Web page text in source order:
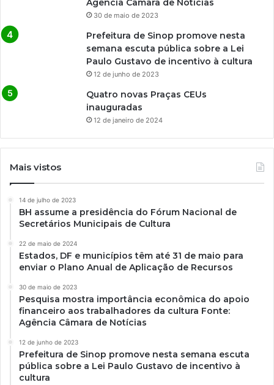
Agência Câmara de Notícias
30 de maio de 2023
Prefeitura de Sinop promove nesta
semana escuta pública sobre a Lei
Paulo Gustavo de incentivo à cultura
12 de junho de 2023
Quatro novas Praças CEUs
inauguradas
12 de janeiro de 2024
Mais vistos
14 de julho de 2023
BH assume a presidência do Fórum Nacional de
Secretários Municipais de Cultura
22 de maio de 2024
Estados, DF e municípios têm até 31 de maio para
enviar o Plano Anual de Aplicação de Recursos
30 de maio de 2023
Pesquisa mostra importância econômica do apoio
financeiro aos trabalhadores da cultura Fonte:
Agência Câmara de Notícias
12 de junho de 2023
Prefeitura de Sinop promove nesta semana escuta
pública sobre a Lei Paulo Gustavo de incentivo à
cultura